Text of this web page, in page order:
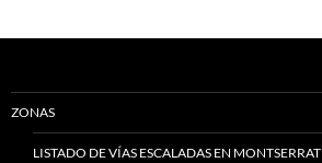
ZONAS
LISTADO DE VÍAS ESCALADAS EN MONTSERRAT